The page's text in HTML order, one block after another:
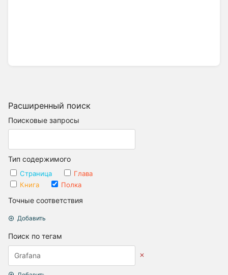
Расширенный поиск
Поисковые запросы
Тип содержимого
Страница
Глава
Книга
Полка
Точные соответствия
Добавить
Поиск по тегам